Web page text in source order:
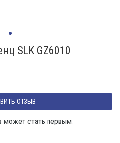
SLK GZ6010
ОТЗЫВ
может стать первым.